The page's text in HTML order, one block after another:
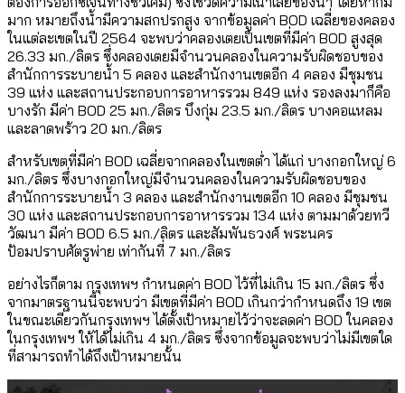
มาก หมายถึงน้ำมีความสกปรกสูง จากข้อมูลค่า BOD เฉลี่ยของคลอง
ในแต่ละเขตในปี 2564 จะพบว่าคลองเตยเป็นเขตที่มีค่า BOD สูงสุด
26.33 มก./ลิตร ซึ่งคลองเตยมีจำนวนคลองในความรับผิดชอบของ
สำนักการระบายน้ำ 5 คลอง และสำนักงานเขตอีก 4 คลอง มีชุมชน
39 แห่ง และสถานประกอบการอาหารรวม 849 แห่ง รองลงมาก็คือ
บางรัก มีค่า BOD 25 มก./ลิตร บึงกุ่ม 23.5 มก./ลิตร บางคอแหลม
และลาดพร้าว 20 มก./ลิตร
สำหรับเขตที่มีค่า BOD เฉลี่ยจากคลองในเขตต่ำ ได้แก่ บางกอกใหญ่ 6
มก./ลิตร ซึ่งบางกอกใหญ่มีจำนวนคลองในความรับผิดชอบของ
สำนักการระบายน้ำ 3 คลอง และสำนักงานเขตอีก 10 คลอง มีชุมชน
30 แห่ง และสถานประกอบการอาหารรวม 134 แห่ง ตามมาด้วยทวี
วัฒนา มีค่า BOD 6.5 มก./ลิตร และสัมพันธวงศ์ พระนคร
ป้อมปราบศัตรูพ่าย เท่ากันที่ 7 มก./ลิตร
อย่างไรก็ตาม กรุงเทพฯ กำหนดค่า BOD ไว้ที่ไม่เกิน 15 มก./ลิตร ซึ่ง
จากมาตรฐานนี้จะพบว่า มีเขตที่มีค่า BOD เกินกว่ากำหนดถึง 19 เขต
ในขณะเดียวกันกรุงเทพฯ ได้ตั้งเป้าหมายไว้ว่าจะลดค่า BOD ในคลอง
ในกรุงเทพฯ ให้ได้ไม่เกิน 4 มก./ลิตร ซึ่งจากข้อมูลจะพบว่าไม่มีเขตใด
ที่สามารถทำได้ถึงเป้าหมายนั้น